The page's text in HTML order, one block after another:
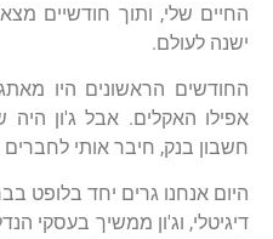
החיים שלי, ותוך חודשיים
ישנה לעולם.
החודשים הראשונים היו
אפילו האקלים. אבל ג'ון
חשבון בנק, חיבר אותי
היום אנחנו גרים יחד בלופט
דיגיטלי, וג'ון ממשיך בעסקי